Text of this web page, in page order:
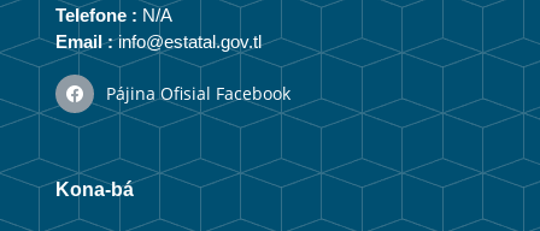
Telefone : N/A
Email :info@estatal.gov.tl
Pájina Ofisial Facebook
Kona-bá